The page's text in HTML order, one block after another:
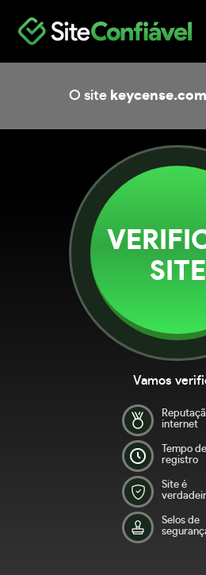
O site keycense.com
SITE
Vamos
internet
Tempo de
registro
Site é
Selos de